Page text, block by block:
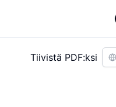
Tiivistä PDF:ksi